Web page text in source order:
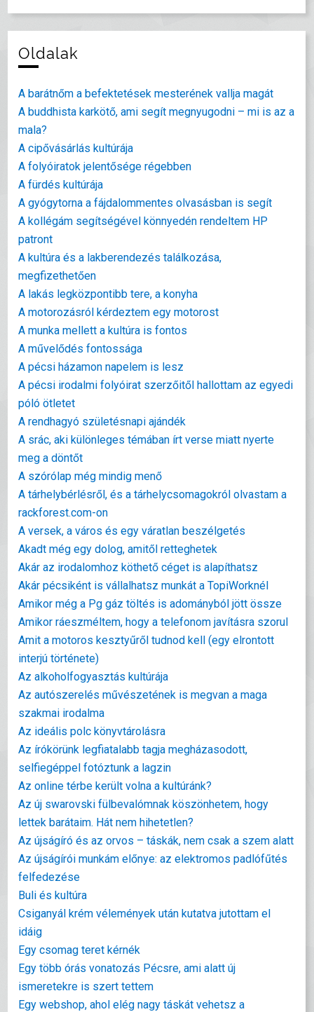
Oldalak
A barátnőm a befektetések mesterének vallja magát
A buddhista karkötő, ami segít megnyugodni – mi is az a
mala?
A cipővásárlás kultúrája
A folyóiratok jelentősége régebben
A fürdés kultúrája
A gyógytorna a fájdalommentes olvasásban is segít
A kollégám segítségével könnyedén rendeltem HP
patront
A kultúra és a lakberendezés találkozása,
megfizethetően
A lakás legközpontibb tere, a konyha
A motorozásról kérdeztem egy motorost
A munka mellett a kultúra is fontos
A művelődés fontossága
A pécsi házamon napelem is lesz
A pécsi irodalmi folyóirat szerzőitől hallottam az egyedi
póló ötletet
A rendhagyó születésnapi ajándék
A srác, aki különleges témában írt verse miatt nyerte
meg a döntőt
A szórólap még mindig menő
A tárhelybérlésről, és a tárhelycsomagokról olvastam a
rackforest.com-on
A versek, a város és egy váratlan beszélgetés
Akadt még egy dolog, amitől retteghetek
Akár az irodalomhoz köthető céget is alapíthatsz
Akár pécsiként is vállalhatsz munkát a TopiWorknél
Amikor még a Pg gáz töltés is adományból jött össze
Amikor ráeszméltem, hogy a telefonom javításra szorul
Amit a motoros kesztyűről tudnod kell (egy elrontott
interjú története)
Az alkoholfogyasztás kultúrája
Az autószerelés művészetének is megvan a maga
szakmai irodalma
Az ideális polc könyvtárolásra
Az írókörünk legfiatalabb tagja megházasodott,
selfiegéppel fotóztunk a lagzin
Az online térbe került volna a kultúránk?
Az új swarovski fülbevalómnak köszönhetem, hogy
lettek barátaim. Hát nem hihetetlen?
Az újságíró és az orvos – táskák, nem csak a szem alatt
Az újságírói munkám előnye: az elektromos padlófűtés
felfedezése
Buli és kultúra
Csiganyál krém vélemények után kutatva jutottam el
idáig
Egy csomag teret kérnék
Egy több órás vonatozás Pécsre, ami alatt új
ismeretekre is szert tettem
Egy webshop, ahol elég nagy táskát vehetsz a